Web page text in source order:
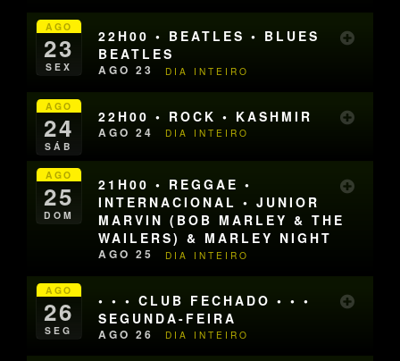
AGO
23
SEX
22H00 • BEATLES • BLUES
BEATLES
AGO 23 DIA INTEIRO
AGO
24
SÁB
22H00 • ROCK • KASHMIR
AGO 24 DIA INTEIRO
AGO
25
DOM
21H00 • REGGAE •
INTERNACIONAL • JUNIOR
MARVIN (BOB MARLEY & THE
WAILERS) & MARLEY NIGHT
AGO 25 DIA INTEIRO
AGO
26
SEG
• • • CLUB FECHADO • • •
SEGUNDA-FEIRA
AGO 26 DIA INTEIRO